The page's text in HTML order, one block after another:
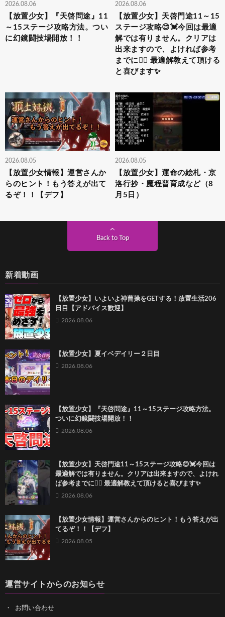
2026.08.06
【放置少女】『天啓問途』11
～15ステージ攻略方法。つい
に幻鏡闘技場開放！！
2026.08.06
【放置少女】天啓門途11～15
ステージ攻略😊💓今回は最適
解では有りません。クリアは
出来ますので、よければ参考
までに🙇‍♀️ 最適解教えて頂ける
と喜びます✨
2026.08.05
【放置少女情報】運営さんか
らのヒント！もう答えが出て
るぞ！！【デフ】
2026.08.05
【放置少女】運命の絵札・京
洛行抄・魔程普育成など（8
月5日）
Back to Top
新着動画
【放置少女】いよいよ神曹操をGETする！放置生活206
日目【アドバイス歓迎】
2026.08.06
【放置少女】夏イベデイリー２日目
2026.08.06
【放置少女】『天啓問途』11～15ステージ攻略方法。
ついに幻鏡闘技場開放！！
2026.08.06
【放置少女】天啓門途11～15ステージ攻略😊💓今回は
最適解では有りません。クリアは出来ますので、よけれ
ば参考までに🙇‍♀️ 最適解教えて頂けると喜びます✨
2026.08.06
【放置少女情報】運営さんからのヒント！もう答えが出
てるぞ！！【デフ】
2026.08.05
運営サイトからのお知らせ
お問い合わせ